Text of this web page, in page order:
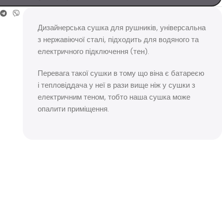
Дизайнерська сушка для рушників, універсальна
з нержавіючої сталі, підходить для водяного та
електричного підключення (тен).
Перевага такої сушки в тому що віна є батареєю
і тепловіддача у неї в рази вище ніж у сушки з
електричним теном, тобто наша сушка може
опалити приміщення.